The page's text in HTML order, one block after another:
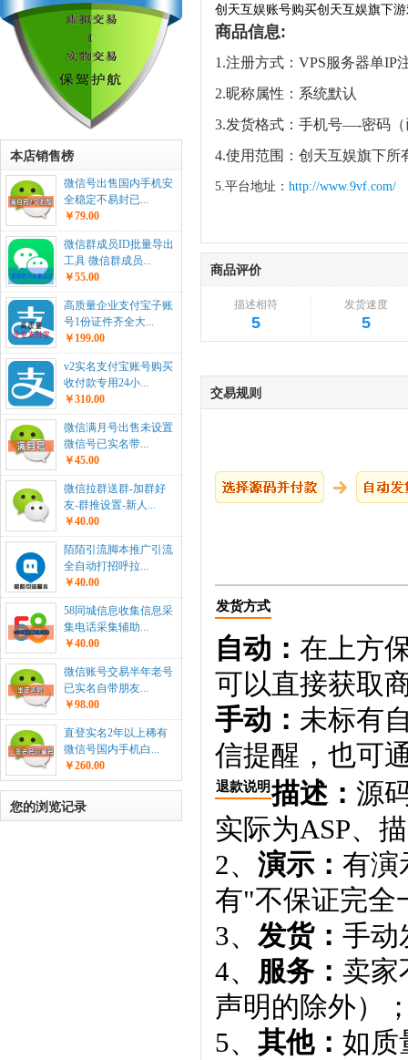
本店销售榜
微信号出售国内手机安
全稳定不易封已...
￥79.00
微信群成员ID批量导出
工具 微信群成员...
￥55.00
高质量企业支付宝子账
号1份证件齐全大...
￥199.00
v2实名支付宝账号购买
收付款专用24小...
￥310.00
微信满月号出售未设置
微信号已实名带...
￥45.00
微信拉群送群-加群好
友-群推设置-新人...
￥40.00
陌陌引流脚本推广引流
全自动打招呼拉...
￥40.00
58同城信息收集信息采
集电话采集辅助...
￥40.00
微信账号交易半年老号
已实名自带朋友...
￥98.00
直登实名2年以上稀有
微信号国内手机白...
￥260.00
您的浏览记录
创天互娱账号购买创天互娱旗下
商品信息:
1.注册方式：VPS服务器单IP
2.昵称属性：系统默认
3.发货格式：手机号—-密码
4.使用范围：创天互娱旗下所
5.平台地址： http://www.9vf.com/
商品评价
描述相符
5
发货速度
5
交易规则
发货方式
自动： 在上方
可以直接获取
手动： 未标有
信提醒，也可
退款说明描述： 源
实际为ASP、
2、 演示： 有演
有"不保证完全
3、 发货： 手动
4、 服务： 卖家
声明的除外）
5、 其他： 如质